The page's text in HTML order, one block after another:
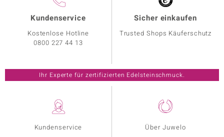
Kundenservice
Über Juwelo
Kundenservice
Kostenlose Hotline
0800 227 44 13
Sicher einkaufen
Trusted Shops Käuferschutz
Ihr Experte für zertifizierten Edelsteinschmuck.